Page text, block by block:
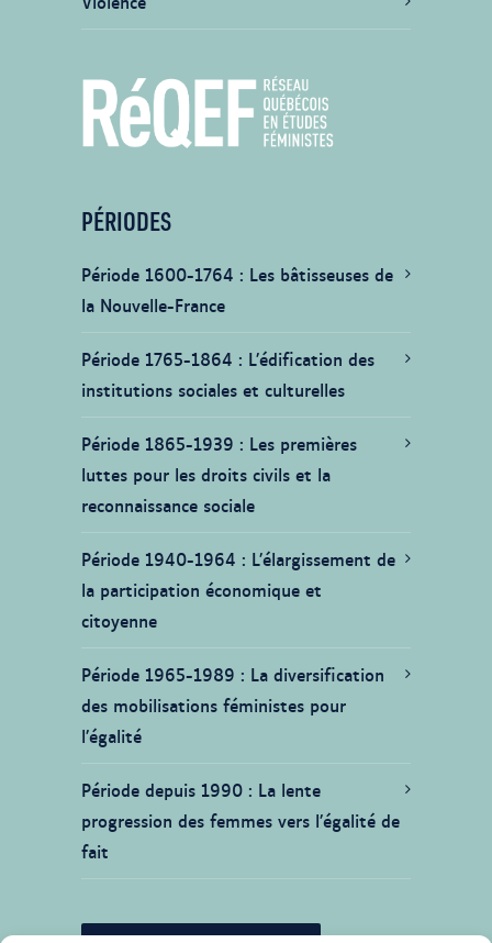
PÉRIODES
Période 1600-1764
Les bâtisseuses de
la Nouvelle-France
Période 1765-1864
L’édification des
institutions sociales et culturelles
Période 1865-1939
Les premières
luttes pour les droits civils et la
reconnaissance sociale
Période 1940-1964
L’élargissement de
la participation économique et
citoyenne
Période 1965-1989
La diversification
des mobilisations féministes pour
l’égalité
Période depuis 1990 La lente
progression des femmes vers l’égalité de
fait